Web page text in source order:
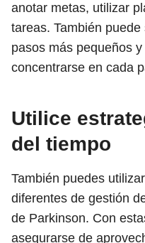
anotar metas, utilizar
tareas. También
pasos más pequeños
concentrarse en cada
Utilice
del tiempo
También puedes
diferentes de gestión
de Parkinson. Con
asegurarse de